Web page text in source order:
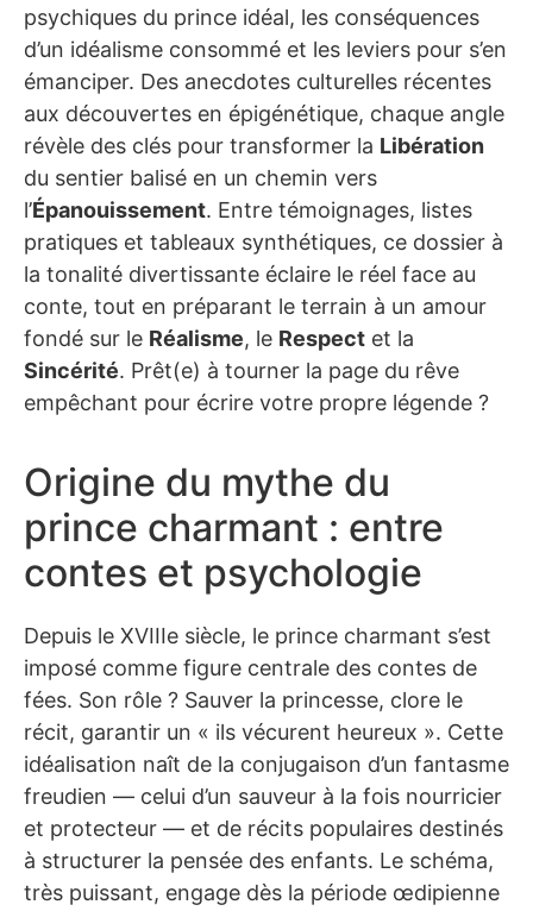
psychiques du prince idéal, les conséquences
d’un idéalisme consommé et les leviers pour s’en
émanciper. Des anecdotes culturelles récentes
aux découvertes en épigénétique, chaque angle
révèle des clés pour transformer la Libération
du sentier balisé en un chemin vers
l’Épanouissement. Entre témoignages, listes
pratiques et tableaux synthétiques, ce dossier à
la tonalité divertissante éclaire le réel face au
conte, tout en préparant le terrain à un amour
fondé sur le Réalisme, le Respect et la
Sincérité. Prêt(e) à tourner la page du rêve
empêchant pour écrire votre propre légende ?
Origine du mythe du
prince charmant : entre
contes et psychologie
Depuis le XVIIIe siècle, le prince charmant s’est
imposé comme figure centrale des contes de
fées. Son rôle ? Sauver la princesse, clore le
récit, garantir un « ils vécurent heureux ». Cette
idéalisation naît de la conjugaison d’un fantasme
freudien — celui d’un sauveur à la fois nourricier
et protecteur — et de récits populaires destinés
à structurer la pensée des enfants. Le schéma,
très puissant, engage dès la période œdipienne